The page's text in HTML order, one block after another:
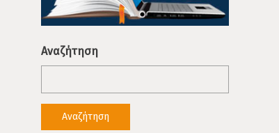
Αναζήτηση